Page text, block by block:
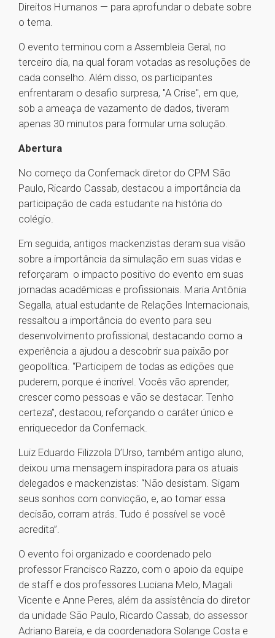
Direitos Humanos — para aprofundar o debate sobre
o tema.
O evento terminou com a Assembleia Geral, no
terceiro dia, na qual foram votadas as resoluções de
cada conselho. Além disso, os participantes
enfrentaram o desafio surpresa, "A Crise", em que,
sob a ameaça de vazamento de dados, tiveram
apenas 30 minutos para formular uma solução.
Abertura
No começo da Confemack diretor do CPM São
Paulo, Ricardo Cassab, destacou a importância da
participação de cada estudante na história do
colégio.
Em seguida, antigos mackenzistas deram sua visão
sobre a importância da simulação em suas vidas e
reforçaram o impacto positivo do evento em suas
jornadas acadêmicas e profissionais. Maria Antônia
Segalla, atual estudante de Relações Internacionais,
ressaltou a importância do evento para seu
desenvolvimento profissional, destacando como a
experiência a ajudou a descobrir sua paixão por
geopolítica. “Participem de todas as edições que
puderem, porque é incrível. Vocês vão aprender,
crescer como pessoas e vão se destacar. Tenho
certeza”, destacou, reforçando o caráter único e
enriquecedor da Confemack.
Luiz Eduardo Filizzola D’Urso, também antigo aluno,
deixou uma mensagem inspiradora para os atuais
delegados e mackenzistas: “Não desistam. Sigam
seus sonhos com convicção, e, ao tomar essa
decisão, corram atrás. Tudo é possível se você
acredita”.
O evento foi organizado e coordenado pelo
professor Francisco Razzo, com o apoio da equipe
de staff e dos professores Luciana Melo, Magali
Vicente e Anne Peres, além da assistência do diretor
da unidade São Paulo, Ricardo Cassab, do assessor
Adriano Bareia, e da coordenadora Solange Costa e